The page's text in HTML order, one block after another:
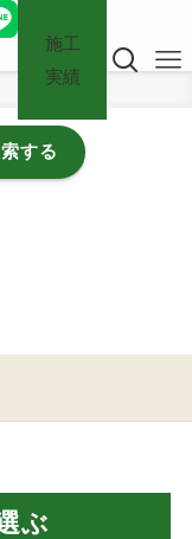
施工
実績
する
ぶ